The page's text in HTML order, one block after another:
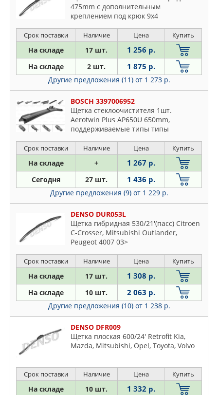
475mm c дополнительным
креплением под крюк 9x4
Срок поставки Наличие Цена Купить
На складе 17 шт. 1 256 р.
На складе 2 шт. 1 875 р.
Другие предложения (11) от 1 273 р.
BOSCH 3397006952
Щетка стеклоочистителя 1шт.
Aerotwin Plus AP650U 650mm,
поддерживаемые типы типы
(16mm+19mm+верхнее
крепление),крепление на плоский
Срок поставки Наличие Цена Купить
На складе + 1 267 р.
Сегодня 27 шт. 1 436 р.
Другие предложения (9) от 1 229 р.
DENSO DUR053L
Щетка гибридная 530/21'(пасс) Citroen
C-Crosser, Mitsubishi Outlander,
Peugeot 4007 03>
Срок поставки Наличие Цена Купить
На складе 17 шт. 1 308 р.
На складе 10 шт. 2 063 р.
Другие предложения (10) от 1 238 р.
DENSO DFR009
Щетка плоская 600/24' Retrofit Kia,
Mazda, Mitsubishi, Opel, Toyota, Volvo
Срок поставки Наличие Цена Купить
На складе 10 шт. 1 332 р.